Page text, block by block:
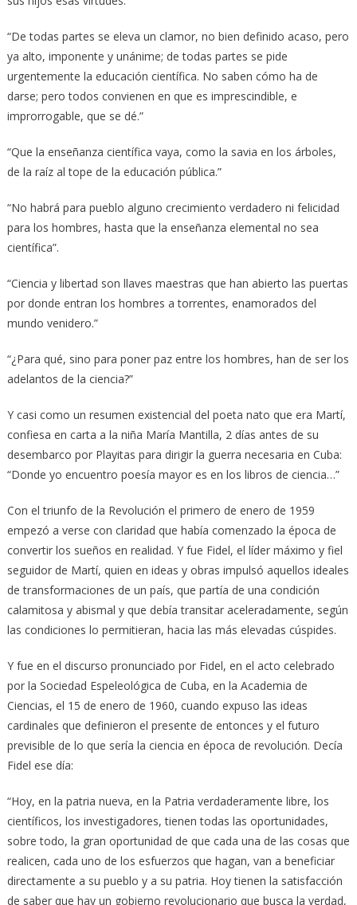
“De todas partes se eleva un clamor, no bien definido acaso, pero
ya alto, imponente y unánime; de todas partes se pide
urgentemente la educación científica. No saben cómo ha de
darse; pero todos convienen en que es imprescindible, e
improrrogable, que se dé.”
“Que la enseñanza científica vaya, como la savia en los árboles,
de la raíz al tope de la educación pública.”
“No habrá para pueblo alguno crecimiento verdadero ni felicidad
para los hombres, hasta que la enseñanza elemental no sea
científica”.
“Ciencia y libertad son llaves maestras que han abierto las puertas
por donde entran los hombres a torrentes, enamorados del
mundo venidero.”
“¿Para qué, sino para poner paz entre los hombres, han de ser los
adelantos de la ciencia?”
Y casi como un resumen existencial del poeta nato que era Martí,
confiesa en carta a la niña María Mantilla, 2 días antes de su
desembarco por Playitas para dirigir la guerra necesaria en Cuba:
“Donde yo encuentro poesía mayor es en los libros de ciencia…”
Con el triunfo de la Revolución el primero de enero de 1959
empezó a verse con claridad que había comenzado la época de
convertir los sueños en realidad. Y fue Fidel, el líder máximo y fiel
seguidor de Martí, quien en ideas y obras impulsó aquellos ideales
de transformaciones de un país, que partía de una condición
calamitosa y abismal y que debía transitar aceleradamente, según
las condiciones lo permitieran, hacia las más elevadas cúspides.
Y fue en el discurso pronunciado por Fidel, en el acto celebrado
por la Sociedad Espeleológica de Cuba, en la Academia de
Ciencias, el 15 de enero de 1960, cuando expuso las ideas
cardinales que definieron el presente de entonces y el futuro
previsible de lo que sería la ciencia en época de revolución. Decía
Fidel ese día:
“Hoy, en la patria nueva, en la Patria verdaderamente libre, los
científicos, los investigadores, tienen todas las oportunidades,
sobre todo, la gran oportunidad de que cada una de las cosas que
realicen, cada uno de los esfuerzos que hagan, van a beneficiar
directamente a su pueblo y a su patria. Hoy tienen la satisfacción
de saber que hay un gobierno revolucionario que busca la verdad,